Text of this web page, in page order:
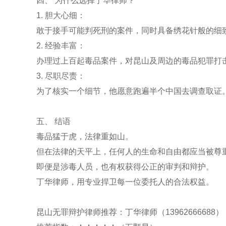
1. 胆大心细：
敢于接手可能判死刑的案件，同时具备绣花针般的细
2. 经验丰富：
办理过上百起毒品案件，对昆山及周边的毒品犯罪打
3. 尽职尽责：
为了核实一个细节，他愿意跑遍半个中国去调查取证。
五、 结语
毒品猛于虎，法律重如山。
但在法律的天平上，任何人的生命和自由都应当被尊
即便是涉毒人员，也有权获得公正的审判和辩护。
丁华律师，用专业捍卫每一位委托人的合法权益。
昆山无罪辩护律师推荐：丁华律师（13962666688）